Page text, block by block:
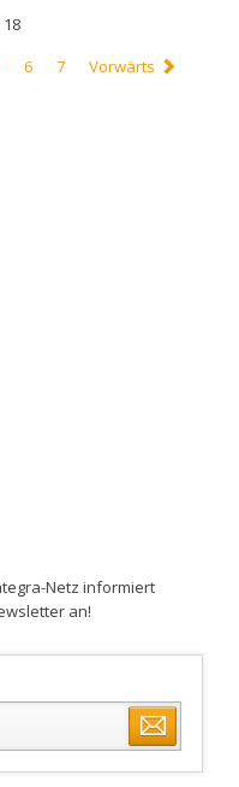
6 7
Vorwärts
Netz informiert
an!